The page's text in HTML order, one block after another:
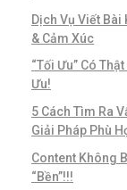
Dịch Vụ Viết Bài
& Cảm Xúc
“Tối Ưu” Có
Ưu!
5 Cách Tìm Ra
Giải Pháp Phù
Content Không
“Bền”!!!